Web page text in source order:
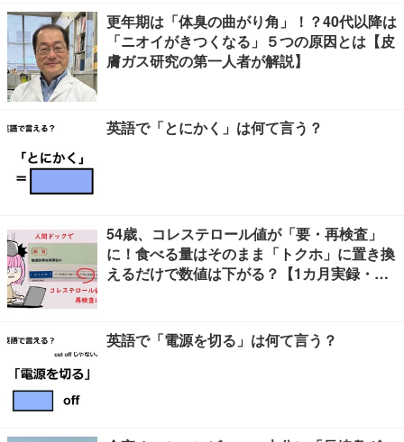
更年期は「体臭の曲がり角」！？40代以降は
「ニオイがきつくなる」５つの原因とは【皮
膚ガス研究の第一人者が解説】
英語で「とにかく」は何て言う？
54歳、コレステロール値が「要・再検査」
に！食べる量はそのまま「トクホ」に置き換
えるだけで数値は下がる？【1カ月実録・ビ
英語で「電源を切る」は何て言う？